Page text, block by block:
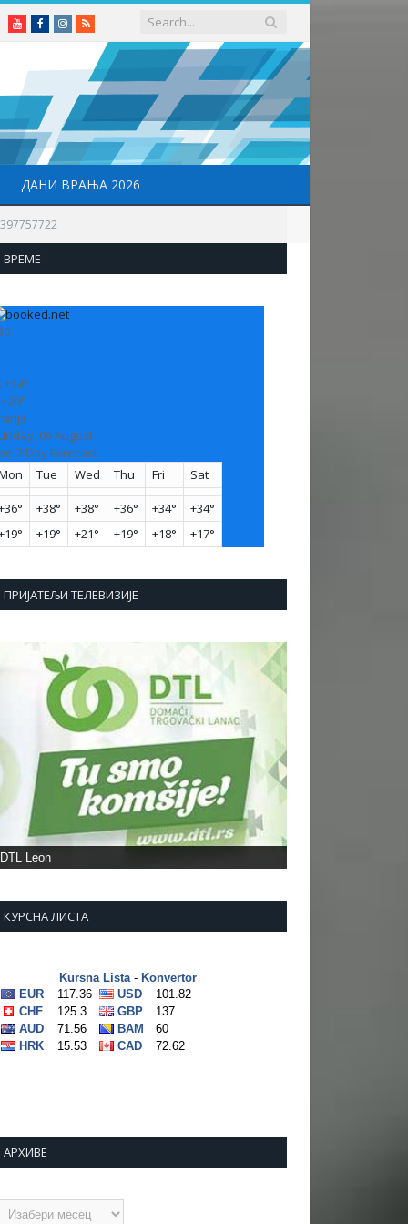
YoutubeFacebookInstagram
RSS
ДАНИ ВРАЊА 2026
ВРЕМЕ
+34°
+20°
09 August
7-Day Forecast
Tue Wed Thu Fri Sat
36° +38° +38° +36° +34° +34°
19° +19° +21° +19° +18° +17°
ПРИЈАТЕЉИ ТЕЛЕВИЗИЈЕ
DTL Leon
КУРСНА ЛИСТА
АРХИВЕ